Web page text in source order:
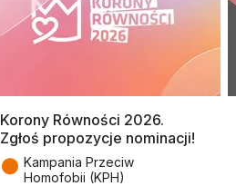
Korony Równości 2026.
Zgłoś propozycje nominacji!
● Kampania Przeciw
Homofobii (KPH)